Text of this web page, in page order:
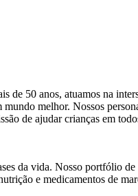
50 anos, atuamos na
melhor. Nossos
de ajudar crianças em
da vida. Nosso portfólio
e medicamentos de